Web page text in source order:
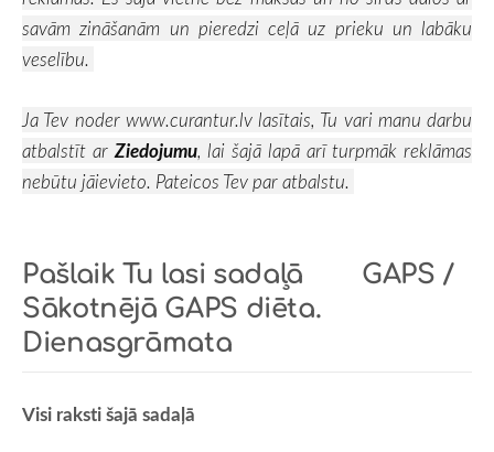
savām zināšanām un pieredzi ceļā uz prieku un labāku
veselību.
Ja Tev noder www.curantur.lvlasītais, Tu vari manu darbu
atbalstīt ar Ziedojumu, lai šajā lapā arī turpmāk reklāmas
nebūtu jāievieto. Pateicos Tev par atbalstu.
Pašlaik Tu lasi sadaļā GAPS /
Sākotnējā GAPS diēta.
Dienasgrāmata
Visi raksti šajā sadaļā